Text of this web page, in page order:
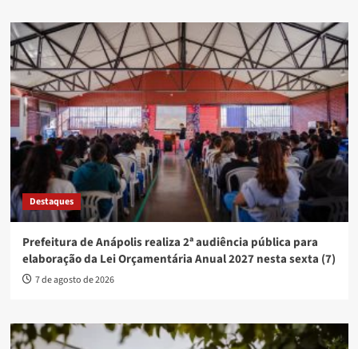
Destaques
Prefeitura de Anápolis realiza 2ª audiência pública para
elaboração da Lei Orçamentária Anual 2027 nesta sexta (7)
7 de agosto de 2026